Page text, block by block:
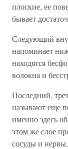
плоские, ее
бывает
Следующий
напоминает
находятся
волокна и
Последний,
называют еще
именно здесь
этом же слое
сосуды и